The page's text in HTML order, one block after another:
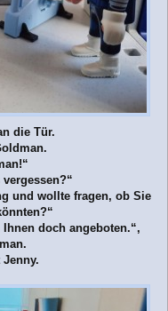
die Tür.
und wollte fragen, ob Sie
doch angeboten.“,
Jenny.